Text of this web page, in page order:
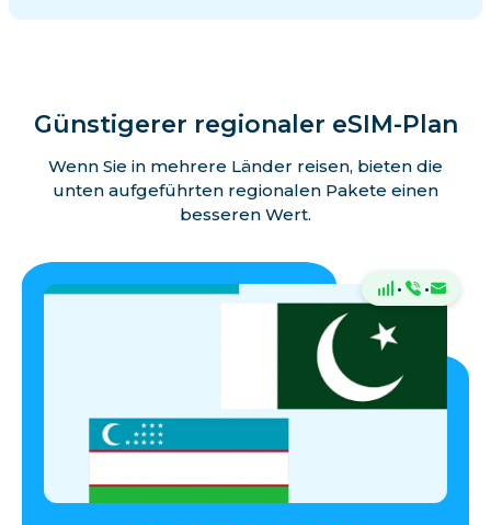
Günstigerer regionaler eSIM-Plan
Wenn Sie in mehrere Länder reisen, bieten die
unten aufgeführten regionalen Pakete einen
besseren Wert.
· ·